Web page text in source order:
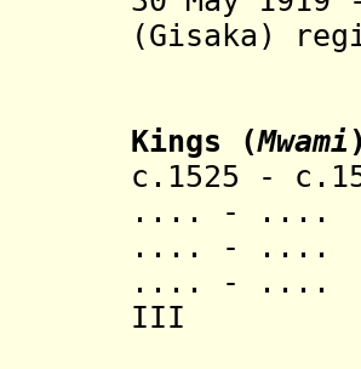
(Gisaka )
Kings (Mwami )
c.1525 -
.... -
.... -
.... - ....
III